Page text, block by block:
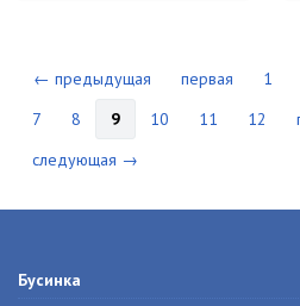
← предыдущая первая 1
7
8 9 10 11 12
следующая →
Бусинка